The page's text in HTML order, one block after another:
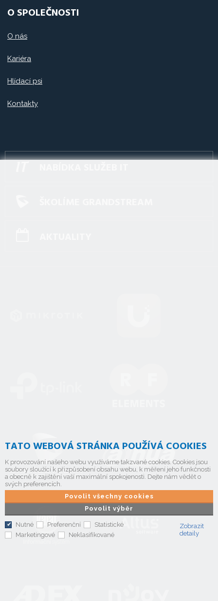
O SPOLEČNOSTI
O nás
Kariéra
Hlídací psi
Kontakty
TATO WEBOVÁ STRÁNKA POUŽÍVÁ COOKIES
K provozování našeho webu využíváme takzvané cookies. Cookies jsou
soubory sloužící k přizpůsobení obsahu webu, k měření jeho funkčnosti
a obecně k zajištění vaší maximální spokojenosti. Dejte nám vědět o
svých preferencích.
Povolit výběr
Povolit všechny cookies
Nutné Preferenční
Statistické
Marketingové
Neklasifikované
Zobrazit
detaily